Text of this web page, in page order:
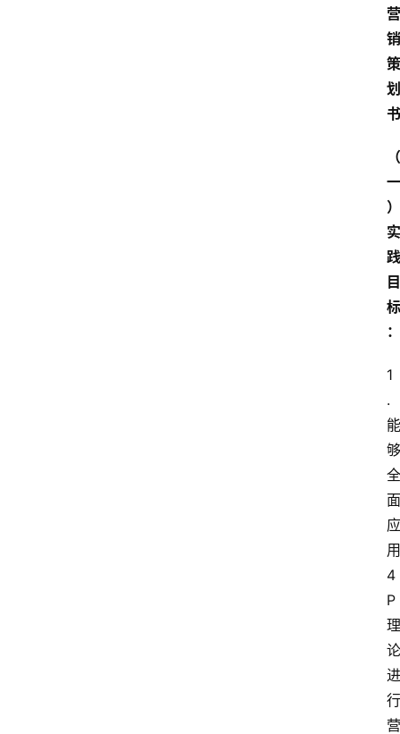
营
销
策
划
书
（
一
）
实
践
目
标
：
1
.
能
够
全
面
应
用
4
P
理
论
进
行
营